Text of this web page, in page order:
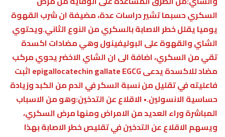
السكري حسبما تشير دراسات عدة، مضيفة ان شرب القهوة
يوميا يقلل خطر الاصابة بالسكري من النوع الثاني.ويحتوي
الشاي والقهوة على البوليفينول وهي مضادات اكسدة
تقي من السكري، اضافة الى ان الشاي الاخضر يحوي مركب
مضاد للاكسدة يدعى epigallocatechin gallate EGCG اثبت
فاعليته في تقليل من نسبة السكر في الدم من الكبد وزيادة
حساسية الانسولين.• الاقلاع عن التدخين:وهو من الاسباب
المباشرة وراء العديد من الامراض ومنها مرض السكري،
ويسهم الاقلاع عن التدخين في تقليص خطر الاصابة بهذا